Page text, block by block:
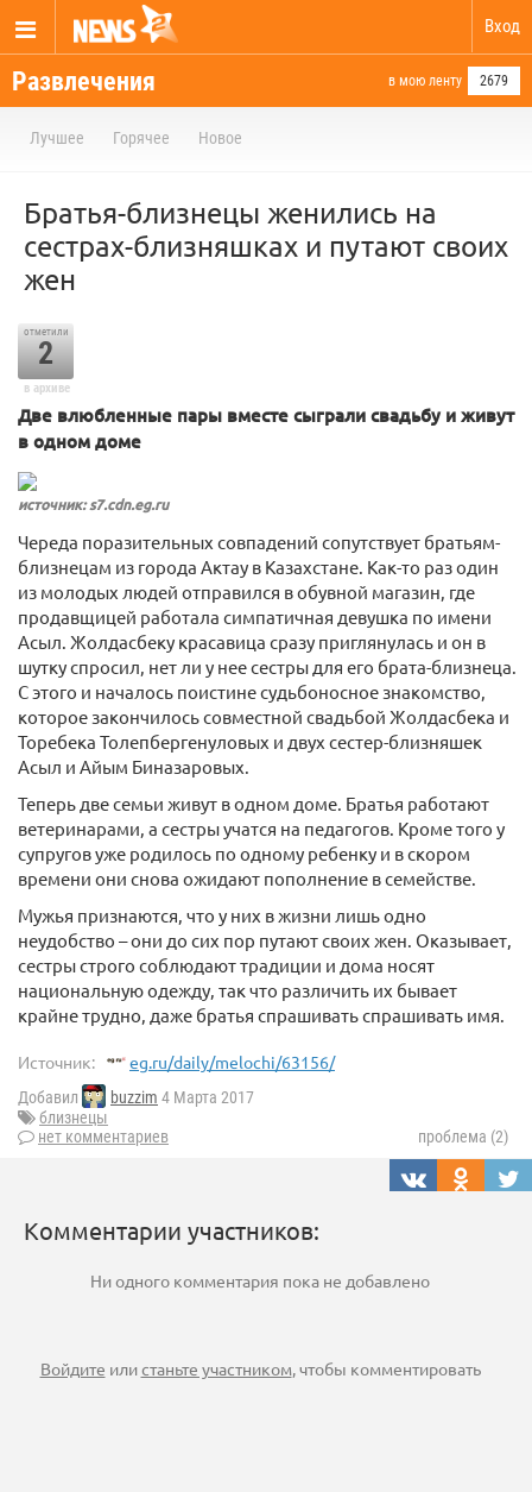
Вход
Развлечения в мою ленту 2679
Лучшее Горячее Новое
Братья-близнецы женились на
сестрах-близняшках и путают своих
жен
отметили
2
в архиве
Две влюбленные пары вместе сыграли свадьбу и живут
в одном доме
источник: s7.cdn.eg.ru
Череда поразительных совпадений сопутствует братьям-
близнецам из города Актау в Казахстане. Как-то раз один
из молодых людей отправился в обувной магазин, где
продавщицей работала симпатичная девушка по имени
Асыл. Жолдасбеку красавица сразу приглянулась и он в
шутку спросил, нет ли у нее сестры для его брата-близнеца.
С этого и началось поистине судьбоносное знакомство,
которое закончилось совместной свадьбой Жолдасбека и
Торебека Толепбергенуловых и двух сестер-близняшек
Асыл и Айым Биназаровых.
Теперь две семьи живут в одном доме. Братья работают
ветеринарами, а сестры учатся на педагогов. Кроме того у
супругов уже родилось по одному ребенку и в скором
времени они снова ожидают пополнение в семействе.
Мужья признаются, что у них в жизни лишь одно
неудобство – они до сих пор путают своих жен. Оказывает,
сестры строго соблюдают традиции и дома носят
национальную одежду, так что различить их бывает
крайне трудно, даже братья спрашивать спрашивать имя.
Источник: eg.ru/daily/melochi/63156/
Добавил buzzim 4 Марта 2017
близнецы
нет комментариев
проблема (2)
Комментарии участников:
Ни одного комментария пока не добавлено
Войдите илистаньте участником, чтобы комментировать